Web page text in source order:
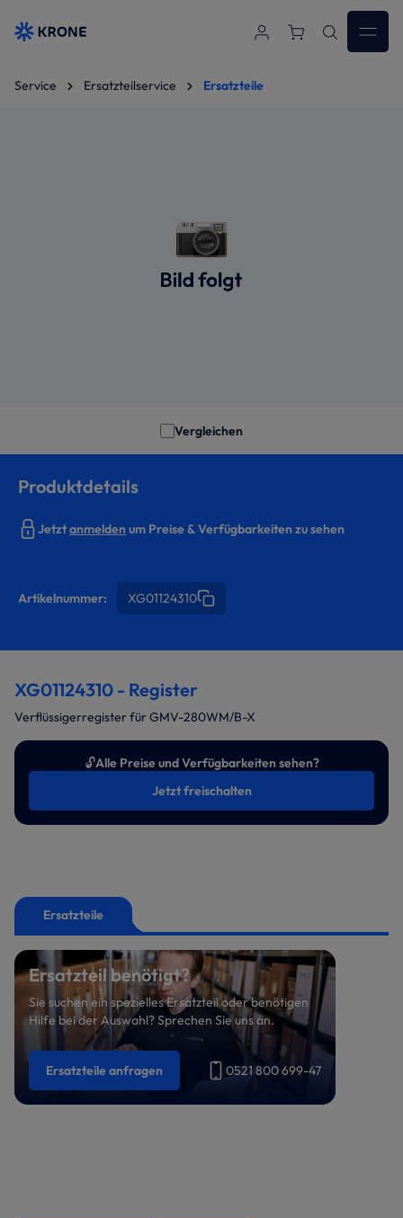
Zum Hauptinhalt springen
Service Ersatzteilservice Ersatzteile
Vergleichen
Produktdetails
Jetztanmeldenum Preise & Verfügbarkeiten zu sehen
Artikelnummer: XG01124310
XG01124310 - Register
Verflüssigerregister für GMV-280WM/B-X
🔓Alle Preise und Verfügbarkeiten sehen?
Jetzt freischalten
Ersatzteile
Ersatzteil benötigt?
Sie suchen ein spezielles Ersatzteil oder benötigen
Hilfe bei der Auswahl? Sprechen Sie uns an.
Ersatzteile anfragen 0521 800 699-47